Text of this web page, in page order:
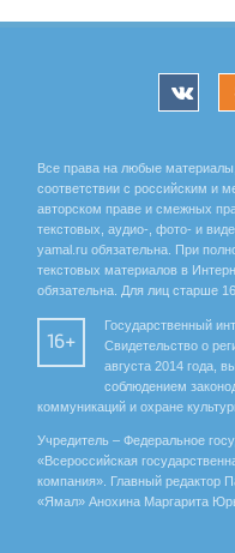
Все права на любые
соответствии с российским и
авторском праве и смежных
текстовых, аудио-, фото- и
yamal.ru обязательна. При
текстовых материалов в
обязательна. Для лиц старше
16+
Государственный
Свидетельство о
августа 2014 года,
соблюдением
коммуникаций и охране
Учредитель – Федеральное
«Всероссийская
компания». Главный редактор
«Ямал» Анохина Маргарита